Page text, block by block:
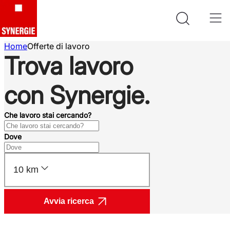
HomeOfferte di lavoro
Trova lavoro
con Synergie.
Che lavoro stai cercando?
Dove
10 km
Avvia ricerca